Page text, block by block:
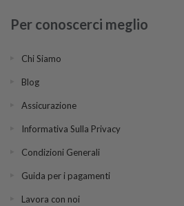
Per conoscerci meglio
Chi Siamo
Blog
Assicurazione
Informativa Sulla Privacy
Condizioni Generali
Guida per i pagamenti
Lavora con noi